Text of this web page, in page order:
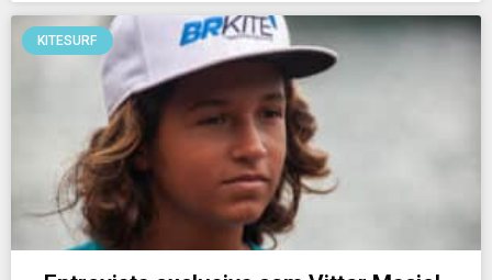
KITESURF